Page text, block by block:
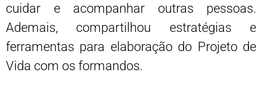
cuidar e acompanhar outras pessoas.
Ademais, compartilhou estratégias e
ferramentas para elaboração do Projeto de
Vida com os formandos.